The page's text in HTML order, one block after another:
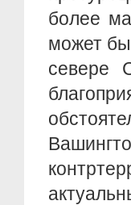
более
может
севере